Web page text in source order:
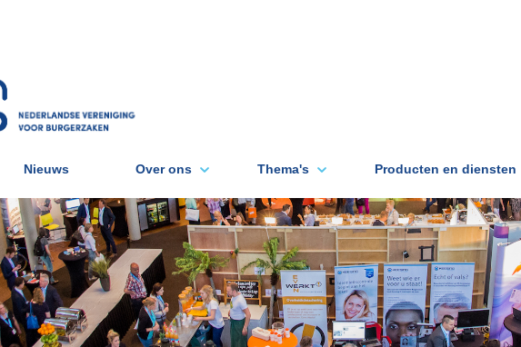
Nieuws Over ons Thema's Producten en diensten